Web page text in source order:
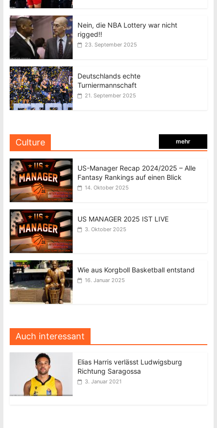
Nein, die NBA Lottery war nicht
rigged!!
23. September 2025
Deutschlands echte
Turniermannschaft
21. September 2025
Culture mehr
US-Manager Recap 2024/2025 – Alle
Fantasy Rankings auf einen Blick
14. Oktober 2025
US MANAGER 2025 IST LIVE
3. Oktober 2025
Wie aus Korgboll Basketball entstand
16. Januar 2025
Auch interessant
Elias Harris verlässt Ludwigsburg
Richtung Saragossa
3. Januar 2021